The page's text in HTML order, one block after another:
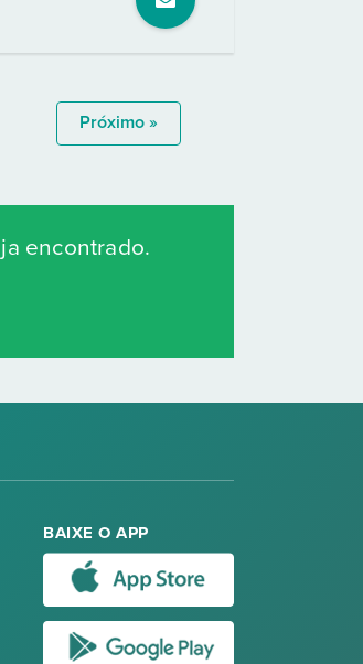
Próximo »
encontrado.
BAIXE O APP